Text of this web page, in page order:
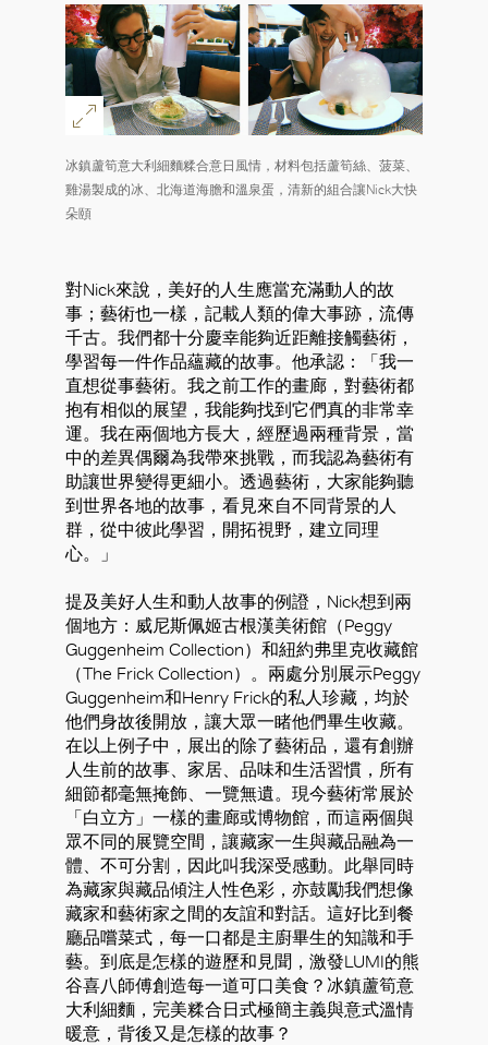
冰鎮蘆筍意大利細麵糅合意日風情，材料包括蘆筍絲、菠菜、
雞湯製成的冰、北海道海膽和溫泉蛋，清新的組合讓Nick大快
朵頤
對Nick來說，美好的人生應當充滿動人的故
事；藝術也一樣，記載人類的偉大事跡，流傳
千古。我們都十分慶幸能夠近距離接觸藝術，
學習每一件作品蘊藏的故事。他承認：「我一
直想從事藝術。我之前工作的畫廊，對藝術都
抱有相似的展望，我能夠找到它們真的非常幸
運。我在兩個地方長大，經歷過兩種背景，當
中的差異偶爾為我帶來挑戰，而我認為藝術有
助讓世界變得更細小。透過藝術，大家能夠聽
到世界各地的故事，看見來自不同背景的人
群，從中彼此學習，開拓視野，建立同理
心。」
提及美好人生和動人故事的例證，Nick想到兩
個地方：威尼斯佩姬古根漢美術館（Peggy
Guggenheim Collection）和紐約弗里克收藏館
（The Frick Collection）。兩處分別展示Peggy
Guggenheim和Henry Frick的私人珍藏，均於
他們身故後開放，讓大眾一睹他們畢生收藏。
在以上例子中，展出的除了藝術品，還有創辦
人生前的故事、家居、品味和生活習慣，所有
細節都毫無掩飾、一覽無遺。現今藝術常展於
「白立方」一樣的畫廊或博物館，而這兩個與
眾不同的展覽空間，讓藏家一生與藏品融為一
體、不可分割，因此叫我深受感動。此舉同時
為藏家與藏品傾注人性色彩，亦鼓勵我們想像
藏家和藝術家之間的友誼和對話。這好比到餐
廳品嚐菜式，每一口都是主廚畢生的知識和手
藝。到底是怎樣的遊歷和見聞，激發LUMI的熊
谷喜八師傅創造每一道可口美食？冰鎮蘆筍意
大利細麵，完美糅合日式極簡主義與意式溫情
暖意，背後又是怎樣的故事？
好